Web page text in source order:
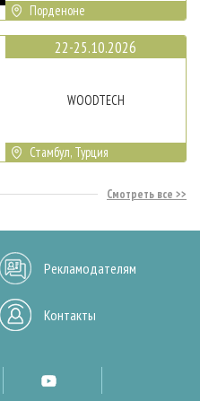
Порденоне
22-25.10.2026
WOODTECH
Стамбул, Турция
Смотреть все
Рекламодателям
Контакты